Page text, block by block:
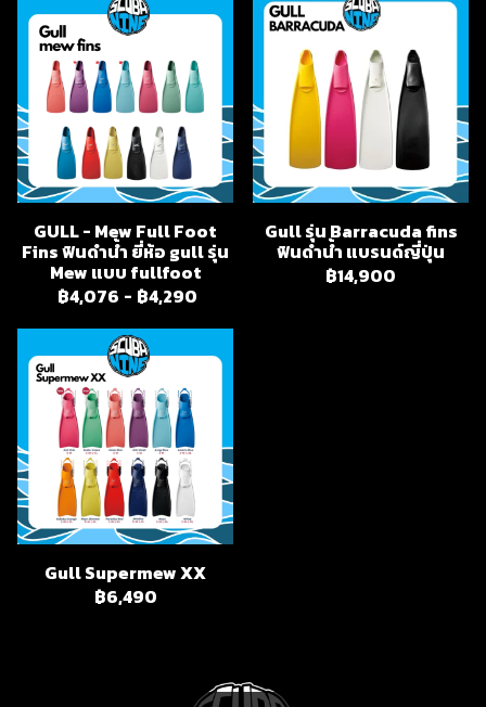
GULL - Mew Full Foot
Fins ฟินดำน้ำ ยี่ห้อ gull รุ่น
Mew แบบ fullfoot
฿4,076 - ฿4,290
Gull รุ่น Barracuda fins
ฟินดำน้ำ แบรนด์ญี่ปุ่น
฿14,900
Gull Supermew XX
฿6,490